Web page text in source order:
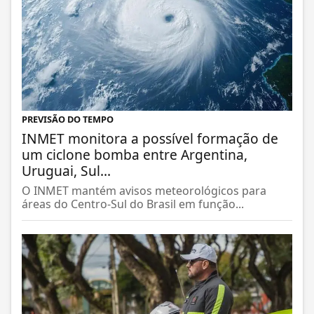
PREVISÃO DO TEMPO
INMET monitora a possível formação de
um ciclone bomba entre Argentina,
Uruguai, Sul...
O INMET mantém avisos meteorológicos para
áreas do Centro-Sul do Brasil em função...